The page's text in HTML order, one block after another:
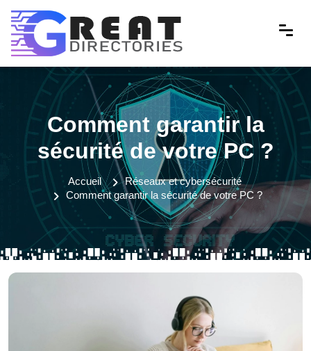
Comment garantir la
sécurité de votre PC ?
Accueil
Réseaux et cybersécurité
Comment garantir la sécurité de votre PC ?